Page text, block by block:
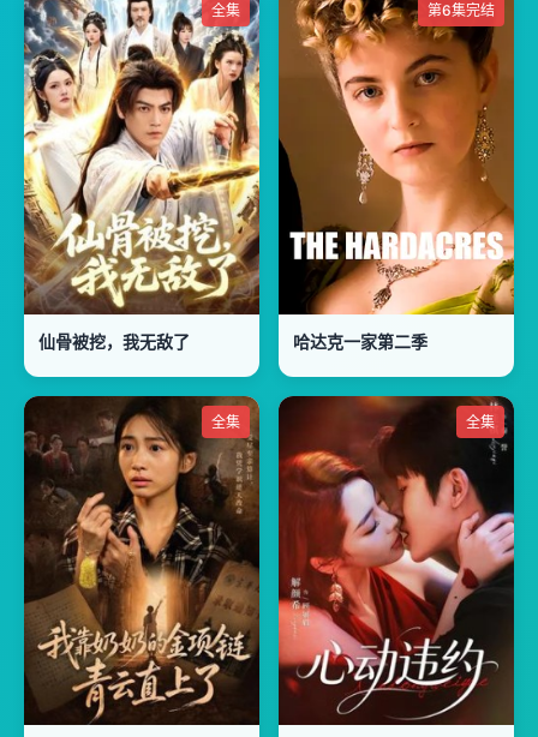
全集
仙骨被挖，我无敌了
第6集完结
哈达克一家第二季
全集 全集